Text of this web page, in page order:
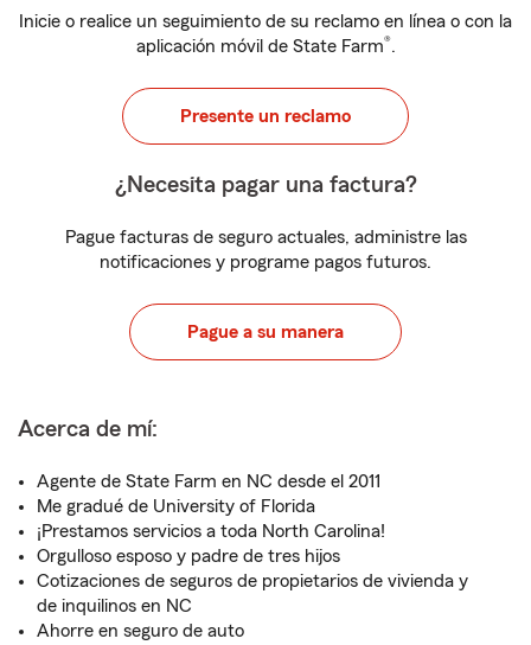
Inicie o realice un seguimiento de su reclamo en línea o con la
aplicación móvil de State Farm®.
Presente un reclamo
¿Necesita pagar una factura?
Pague facturas de seguro actuales, administre las
notificaciones y programe pagos futuros.
Pague a su manera
Acerca de mí:
Agente de State Farm en NC desde el 2011
Me gradué de University of Florida
¡Prestamos servicios a toda North Carolina!
Orgulloso esposo y padre de tres hijos
Cotizaciones de seguros de propietarios de vivienda y
de inquilinos en NC
Ahorre en seguro de auto